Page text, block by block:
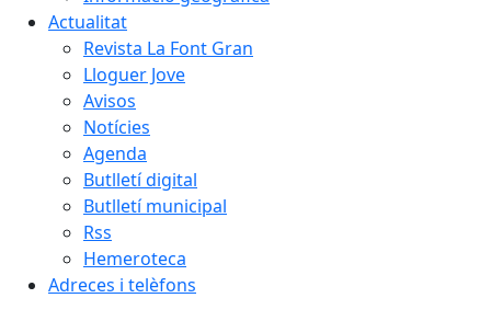
Actualitat
Revista La Font Gran
Lloguer Jove
Avisos
Notícies
Agenda
Butlletí digital
Butlletí municipal
Rss
Hemeroteca
Adreces i telèfons